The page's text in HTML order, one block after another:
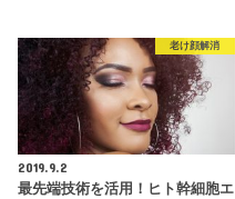
老け顔解消
2019.9.2
最先端技術を活用！ヒト幹細胞エ